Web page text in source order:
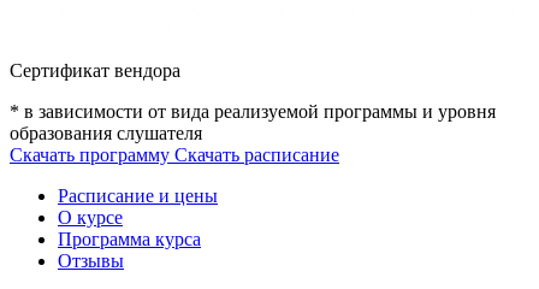
Сертификат вендора
* в зависимости от вида реализуемой программы и уровня
образования слушателя
Скачать программу Скачать расписание
Расписание и цены
О курсе
Программа курса
Отзывы